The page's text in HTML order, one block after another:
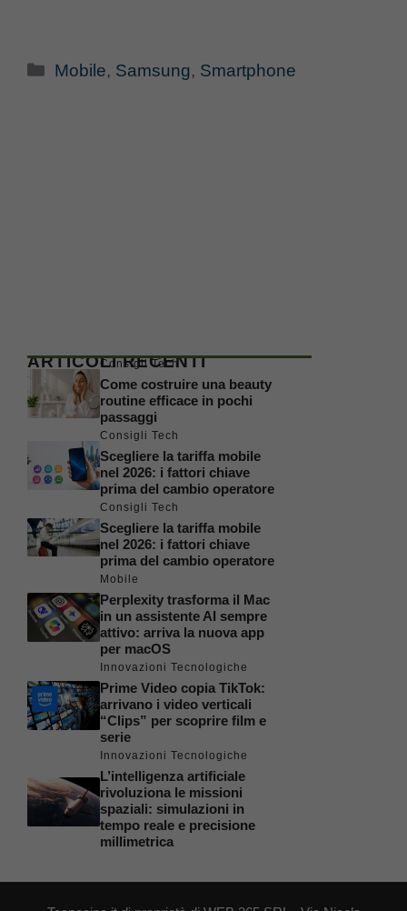
Categorie
Mobile, Samsung, Smartphone
ARTICOLI RECENTI
Consigli Tech
Come costruire una beauty
routine efficace in pochi
passaggi
Consigli Tech
Scegliere la tariffa mobile
nel 2026: i fattori chiave
prima del cambio operatore
Consigli Tech
Scegliere la tariffa mobile
nel 2026: i fattori chiave
prima del cambio operatore
Mobile
Perplexity trasforma il Mac
in un assistente AI sempre
attivo: arriva la nuova app
per macOS
Innovazioni Tecnologiche
Prime Video copia TikTok:
arrivano i video verticali
“Clips” per scoprire film e
serie
Innovazioni Tecnologiche
L’intelligenza artificiale
rivoluziona le missioni
spaziali: simulazioni in
tempo reale e precisione
millimetrica